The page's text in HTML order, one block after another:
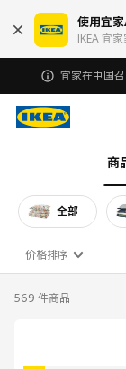
使用宜
IKEA 宜
宜家在中国
商
全部
价格排序
569 件商品